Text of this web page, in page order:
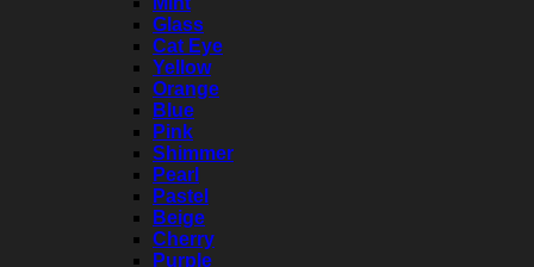
Glass
Cat Eye
Yellow
Orange
Blue
Pink
Shimmer
Pearl
Pastel
Beige
Cherry
Purple